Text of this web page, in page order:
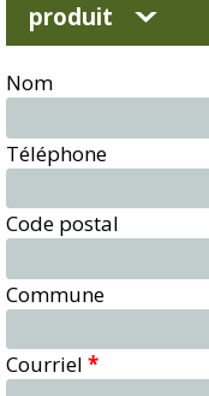
produit
Nom
Téléphone
Code postal
Commune
Courriel *